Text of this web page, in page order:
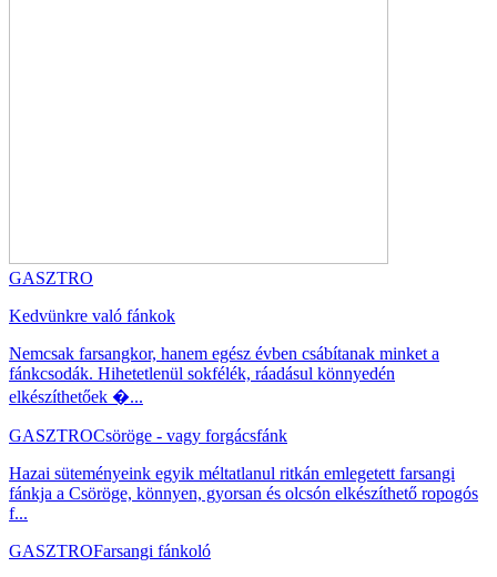
GASZTRO
Kedvünkre való fánkok
Nemcsak farsangkor, hanem egész évben csábítanak minket a
fánkcsodák. Hihetetlenül sokfélék, ráadásul könnyedén
elkészíthetőek �...
GASZTROCsöröge - vagy forgácsfánk
Hazai süteményeink egyik méltatlanul ritkán emlegetett farsangi
fánkja a Csöröge, könnyen, gyorsan és olcsón elkészíthető ropogós
f...
GASZTROFarsangi fánkoló